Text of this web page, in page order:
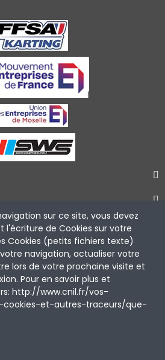
de Karting de Lommerange. Tous
sur ce site, vous devez
l'écriture de Cookies sur votre
Cookies (petits fichiers texte)
navigation, actualiser votre
lors de votre prochaine visite et
Pour en savoir plus et
http://www.cnil.fr/vos-
cookies-et-autres-traceurs/que-